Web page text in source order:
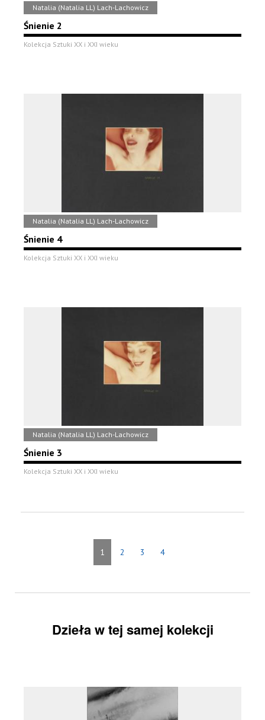
Natalia (Natalia LL) Lach-Lachowicz
Śnienie 2
Kolekcja Sztuki XX i XXI wieku
Natalia (Natalia LL) Lach-Lachowicz
Śnienie 4
Kolekcja Sztuki XX i XXI wieku
Natalia (Natalia LL) Lach-Lachowicz
Śnienie 3
Kolekcja Sztuki XX i XXI wieku
1 2 3 4
Dzieła w tej samej kolekcji